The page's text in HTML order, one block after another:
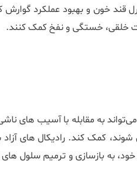
قند خون و بهبود عملکرد
به مقابله با آسیب ‌های ناشی
کمک کند. رادیکال ‌های
به بازسازی و ترمیم سلول‌